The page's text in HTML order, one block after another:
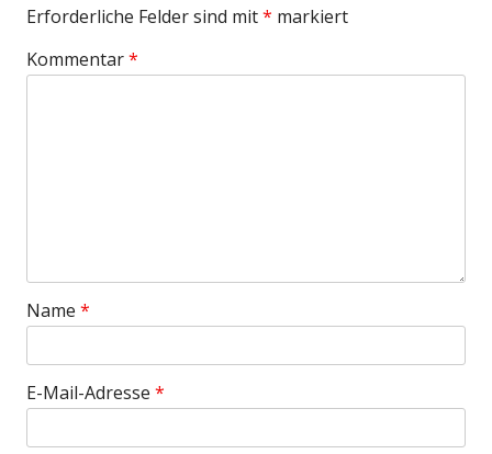
Erforderliche Felder sind mit* markiert
Kommentar*
Name *
E-Mail-Adresse *